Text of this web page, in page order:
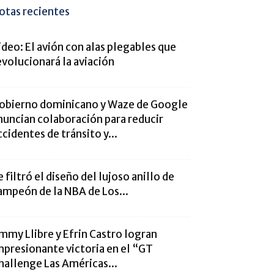
recientes
El avión con alas plegables que
la aviación
dominicano y Waze de Google
colaboración para reducir
de tránsito y...
filtró el diseño del lujoso anillo de
de la NBA de Los...
Llibre y Efrin Castro logran
victoria en el “GT
Las Américas...